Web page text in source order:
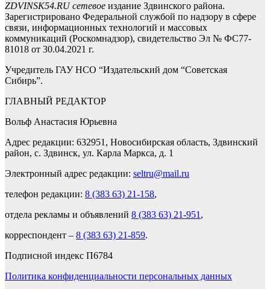
ZDVINSK54.RU сетевое издание Здвинского района.
Зарегистрировано Федеральной службой по надзору в сфере
связи, информационных технологий и массовых
коммуникаций (Роскомнадзор), свидетельство Эл № ФС77-
81018 от 30.04.2021 г.
Учредитель ГАУ НСО “Издательский дом “Советская
Сибирь”.
ГЛАВНЫЙ РЕДАКТОР
Вольф Анастасия Юрьевна
Адрес редакции: 632951, Новосибирская область, Здвинский
район, с. Здвинск, ул. Карла Маркса, д. 1
Электронный адрес редакции: seltru@mail.ru
телефон редакции: 8 (383 63) 21-158,
отдела рекламы и объявлений 8 (383 63) 21-951 ,
корреспондент – 8 (383 63) 21-859.
Подписной индекс П6784
Политика конфиденциальности персональных данных